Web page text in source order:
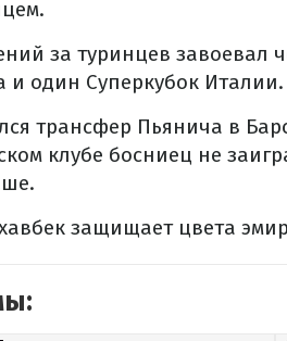
за туринцев завоевал
и один Суперкубок Италии.
трансфер Пьянича в
клубе босниец не
защищает цвета